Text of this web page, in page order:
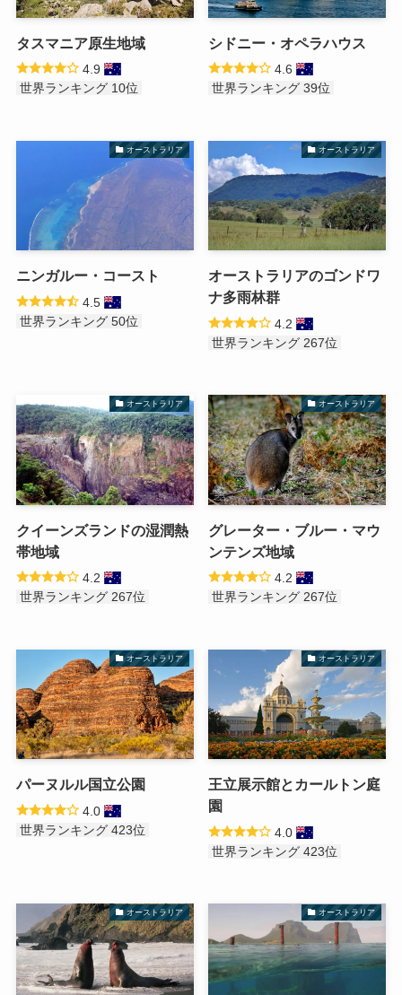
タスマニア原生地域
4.9
世界ランキング 10位
シドニー・オペラハウス
4.6
世界ランキング 39位
オーストラリア
ニンガルー・コースト
4.5
世界ランキング 50位
オーストラリア
オーストラリアのゴンドワ
ナ多雨林群
4.2
世界ランキング 267位
オーストラリア
クイーンズランドの湿潤熱
帯地域
4.2
世界ランキング 267位
オーストラリア
グレーター・ブルー・マウ
ンテンズ地域
4.2
世界ランキング 267位
オーストラリア
パーヌルル国立公園
4.0
世界ランキング 423位
オーストラリア
王立展示館とカールトン庭
園
4.0
世界ランキング 423位
オーストラリア オーストラリア